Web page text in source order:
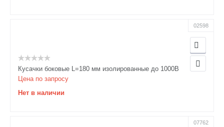
02598
Кусачки боковые L=180 мм изолированные до 1000В
Цена по запросу
Нет в наличии
07762